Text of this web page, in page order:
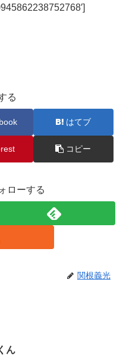
る
はてブ
コピー
ローする
関根義光
ん